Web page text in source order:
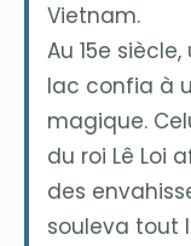
Vietnam.
Au 15e
lac confia à
magique.
du roi Lê Loi
des
souleva tout